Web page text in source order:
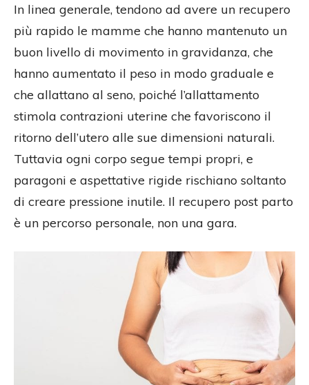
In linea generale, tendono ad avere un recupero
più rapido le mamme che hanno mantenuto un
buon livello di movimento in gravidanza, che
hanno aumentato il peso in modo graduale e
che allattano al seno, poiché l’allattamento
stimola contrazioni uterine che favoriscono il
ritorno dell’utero alle sue dimensioni naturali.
Tuttavia ogni corpo segue tempi propri, e
paragoni e aspettative rigide rischiano soltanto
di creare pressione inutile. Il recupero post parto
è un percorso personale, non una gara.